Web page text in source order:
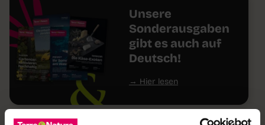
Unsere
Sonderausgaben
gibt es auch auf
Deutsch!
Hier lesen